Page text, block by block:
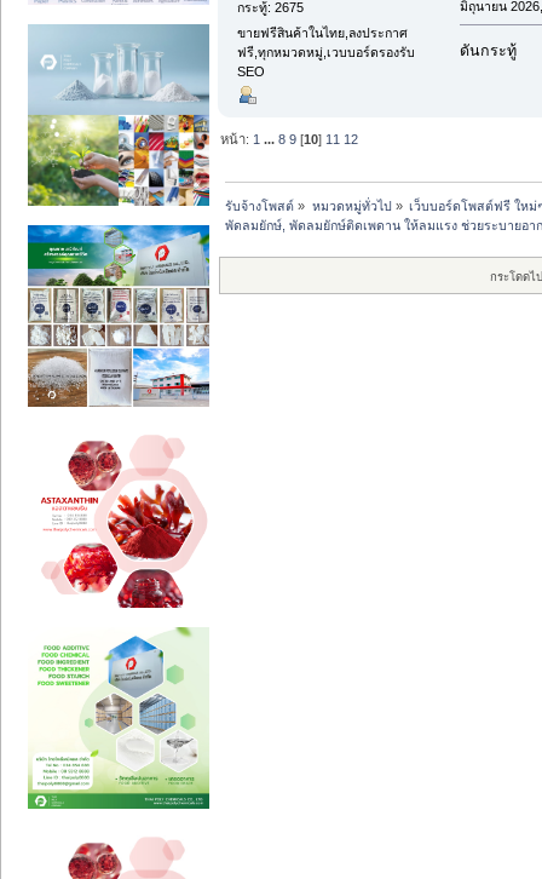
กระทู้: 2675
ขายฟรีสินค้าในไทย,ลงประกาศ
ฟรี,ทุกหมวดหมู่,เวบบอร์ดรองรับ
SEO
มิถุนายน
ดันกระทู้
หน้า: 1 ...8 9 [10] 11 12
รับจ้างโพสต์ » หมวดหมู่ทั่วไป » เว็บบอร์ดโพสต์ฟรี ให
พัดลมยักษ์, พัดลมยักษ์ติดเพดาน ให้ลมแรง ช่วยระบายอ
กระโดดไ